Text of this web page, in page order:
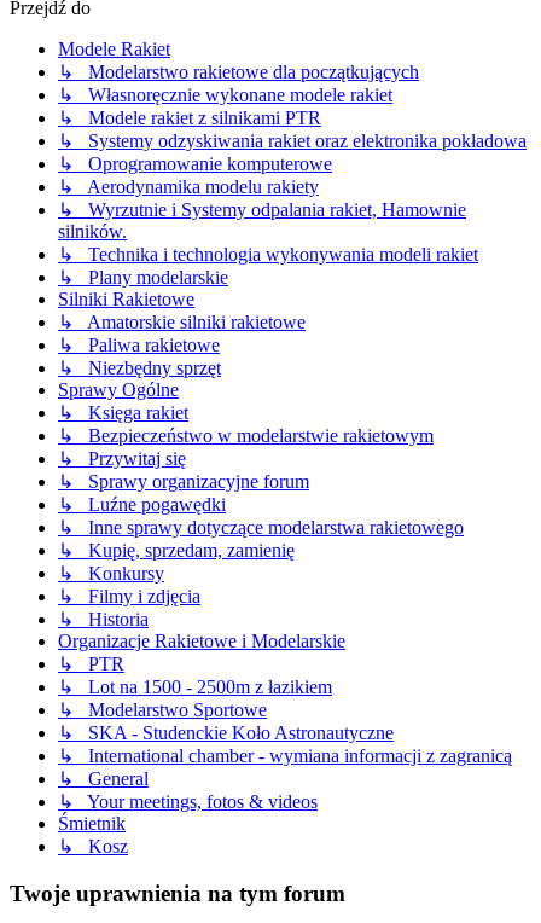
Przejdź do
Modele Rakiet
↳ Modelarstwo rakietowe dla początkujących
↳ Własnoręcznie wykonane modele rakiet
↳ Modele rakiet z silnikami PTR
↳ Systemy odzyskiwania rakiet oraz elektronika pokładowa
↳ Oprogramowanie komputerowe
↳ Aerodynamika modelu rakiety
↳ Wyrzutnie i Systemy odpalania rakiet, Hamownie
silników.
↳ Technika i technologia wykonywania modeli rakiet
↳ Plany modelarskie
Silniki Rakietowe
↳ Amatorskie silniki rakietowe
↳ Paliwa rakietowe
↳ Niezbędny sprzęt
Sprawy Ogólne
↳ Księga rakiet
↳ Bezpieczeństwo w modelarstwie rakietowym
↳ Przywitaj się
↳ Sprawy organizacyjne forum
↳ Luźne pogawędki
↳ Inne sprawy dotyczące modelarstwa rakietowego
↳ Kupię, sprzedam, zamienię
↳ Konkursy
↳ Filmy i zdjęcia
↳ Historia
Organizacje Rakietowe i Modelarskie
↳ PTR
↳ Lot na 1500 - 2500m z łazikiem
↳ Modelarstwo Sportowe
↳ SKA - Studenckie Koło Astronautyczne
↳ International chamber - wymiana informacji z zagranicą
↳ General
↳ Your meetings, fotos & videos
Śmietnik
↳ Kosz
Twoje uprawnienia na tym forum